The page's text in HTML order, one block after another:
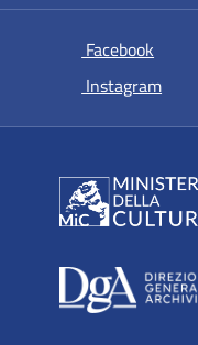
Facebook si
Instagramsi